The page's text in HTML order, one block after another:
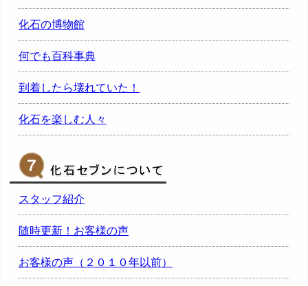
化石の博物館
何でも百科事典
到着したら壊れていた！
化石を楽しむ人々
スタッフ紹介
随時更新！お客様の声
お客様の声（２０１０年以前）